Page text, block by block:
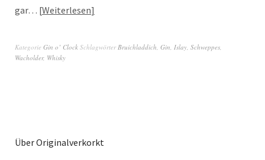
gar… Weiterlesen
Kategorie Gin o’ Clock Schlagwörter Bruichladdich Gin Islay Schweppes
Wacholder, Whisky
Über Originalverkorkt